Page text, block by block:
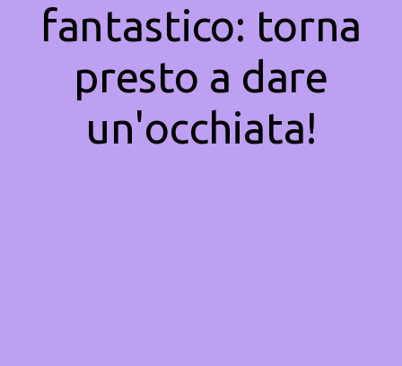
fantastico: torna
presto a dare
un'occhiata!